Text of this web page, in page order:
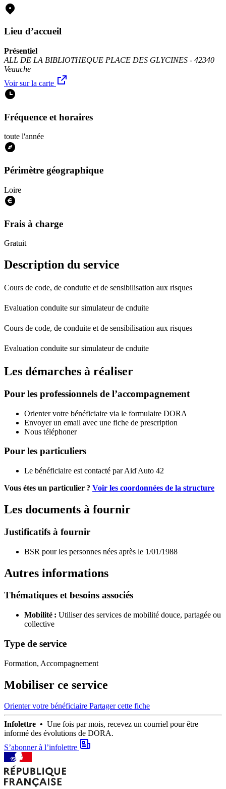
Lieu d’accueil
Présentiel
ALL DE LA BIBLIOTHEQUE PLACE DES GLYCINES - 42340
Veauche
Voir sur la carte
Fréquence et horaires
toute l'année
Périmètre géographique
Loire
Frais à charge
Gratuit
Description du service
Cours de code, de conduite et de sensibilisation aux risques
Evaluation conduite sur simulateur de cnduite
Cours de code, de conduite et de sensibilisation aux risques
Evaluation conduite sur simulateur de cnduite
Les démarches à réaliser
Pour les professionnels de l’accompagnement
Orienter votre bénéficiaire via le formulaire DORA
Envoyer un email avec une fiche de prescription
Nous téléphoner
Pour les particuliers
Le bénéficiaire est contacté par Aid'Auto 42
Vous étes un particulier ? Voir les coordonnées de la structure
Les documents à fournir
Justificatifs à fournir
BSR pour les personnes nées après le 1/01/1988
Autres informations
Thématiques et besoins associés
Mobilité : Utiliser des services de mobilité douce, partagée ou
collective
Type de service
Formation, Accompagnement
Mobiliser ce service
Orienter votre bénéficiaire Partager cette fiche
Infolettre • Une fois par mois, recevez un courriel pour être
informé des évolutions de DORA.
S’abonner à l’infolettre